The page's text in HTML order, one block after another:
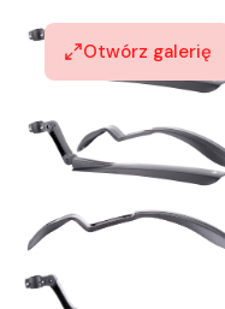
Otwórz galerię